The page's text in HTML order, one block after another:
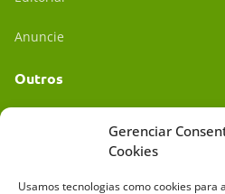
Gerenciar
Cookies
Usamos tecnologias como cookies para
Anuncie
Outros